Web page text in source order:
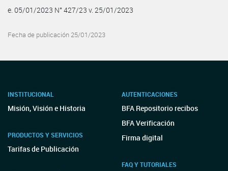
e. 05/01/2023 N° 427/23 v. 25/01/2023
Fecha de publicación 25/01/2023
INSTITUCIONAL
Misión, Visión e Historia
PRODUCTOS Y SERVICIOS
Tarifas de Publicación
AUTENTICACIONES
BFA Repositorio recibos
BFA Verificación
Firma digital
FAQ Y TUTORIALES